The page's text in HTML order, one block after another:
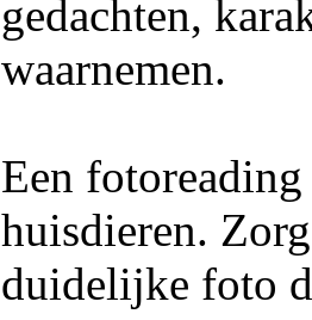
gedachten,
waarnemen.
Een
huisdieren.
duidelijke foto